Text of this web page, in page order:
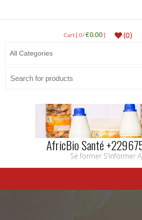
Cart [ 0 /€0.00] (0)
AfricBio Santé
Se former S'informer